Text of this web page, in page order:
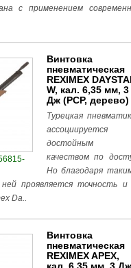
с применением
Винтовка
пневматическая
REXIMEX
W, кал. 6,35 мм, 3
Дж (РСР, дерево)
Турецкая
ассоциируется
достойным
качеством по
Но благодаря
проявляется точность и
Da..
Винтовка
пневматическая
REXIMEX APEX,